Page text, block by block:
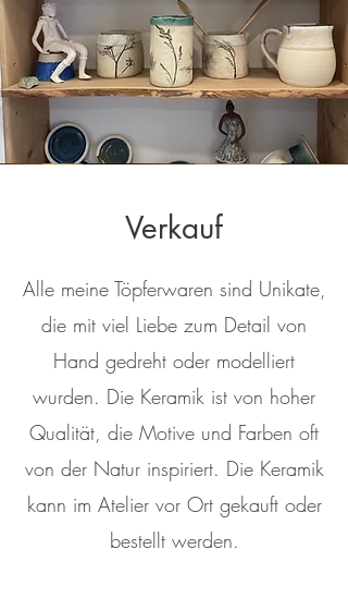
Verkauf
Alle meine Töpferwaren sind Unikate,
die mit viel Liebe zum Detail von
Hand gedreht oder modelliert
wurden. Die Keramik ist von hoher
Qualität, die Motive und Farben oft
von der Natur inspiriert. Die Keramik
kann im Atelier vor Ort gekauft oder
bestellt werden.